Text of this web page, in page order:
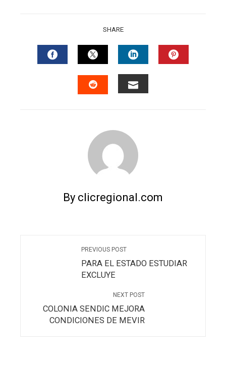
SHARE
FACEBOOKTWITTERLINKEDIN
By clicregional.com
PREVIOUS POST
PARA EL ESTADO ESTUDIAR
EXCLUYE
NEXT POST
COLONIA SENDIC MEJORA
CONDICIONES DE MEVIR